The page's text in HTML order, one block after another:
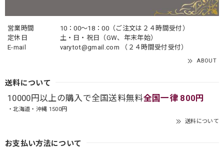
営業時間
10：00〜18：00（ご注文は２４時間受付）
定休日
土・日・祝日（GW、年末年始）
E-mail
varytot@gmail.com （２４時間受付受付）
ABOUT
送料について
10000円以上の購入で全国送料無料全国一律 800円
・北海道・沖縄 1500円
送料について
お支払い方法について